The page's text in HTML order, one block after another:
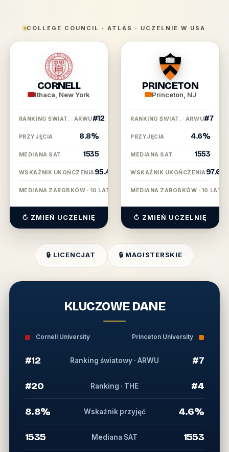
COLLEGE COUNCIL · ATLAS · UCZELNIE W USA
Cornell
vs
Princeton
porównanie
uczelni
USA
CORNELL
Ithaca, New York
RANKING ŚWIAT. · ARWU#12
PRZYJĘCIA 8.8%
MEDIANA SAT 1535
WSKAŹNIK UKOŃCZENIA95.4%
MEDIANA ZAROBKÓW · 10 LAT $104K
↻ ZMIEŃ UCZELNIĘ
PRINCETON
Princeton, NJ
RANKING ŚWIAT. · ARWU#7
PRZYJĘCIA 4.6%
MEDIANA SAT 1553
WSKAŹNIK UKOŃCZENIA97.6%
MEDIANA ZAROBKÓW · 10 LAT
↻ ZMIEŃ UCZELNIĘ
🔒 LICENCJAT 🔒 MAGISTERSKIE
KLUCZOWE DANE
Cornell University Princeton University
#12 Ranking światowy · ARWU #7
#20 Ranking · THE #4
8.8% Wskaźnik przyjęć 4.6%
1535 Mediana SAT 1553